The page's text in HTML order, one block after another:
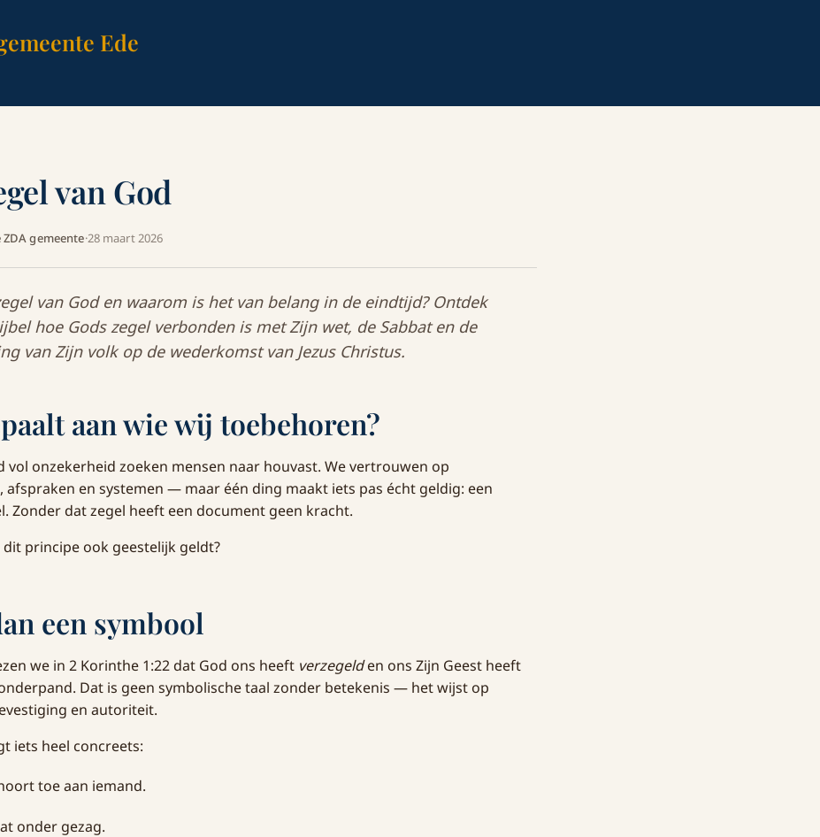
Ede
van God
gemeente·28 maart 2026
van God en waarom is het van belang in de eindtijd? Ontdek
hoe Gods zegel verbonden is met Zijn wet, de Sabbat en de
van Zijn volk op de wederkomst van Jezus Christus.
aan wie wij toebehoren?
vol onzekerheid zoeken mensen naar houvast. We vertrouwen op
afspraken en systemen — maar één ding maakt iets pas écht geldig: een
Zonder dat zegel heeft een document geen kracht.
dit principe ook geestelijk geldt?
een symbool
we in 2 Korinthe 1:22 dat God ons heeft verzegelden ons Zijn Geest heeft
Dat is geen symbolische taal zonder betekenis — het wijst op
en autoriteit.
iets heel concreets:
toe aan iemand.
onder gezag.